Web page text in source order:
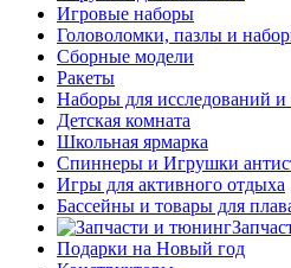
Игровые наборы
Головоломки, пазлы и
Сборные модели
Ракеты
Наборы для исследований и
Детская комната
Школьная ярмарка
Спиннеры и Игрушки
Игры для активного отдыха
Бассейны и товары для
Подарки на Новый год